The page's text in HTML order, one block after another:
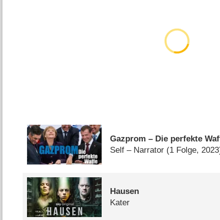
Gazprom – Die perfekte
Self – Narrator (1 Folge,
Hausen
Kater